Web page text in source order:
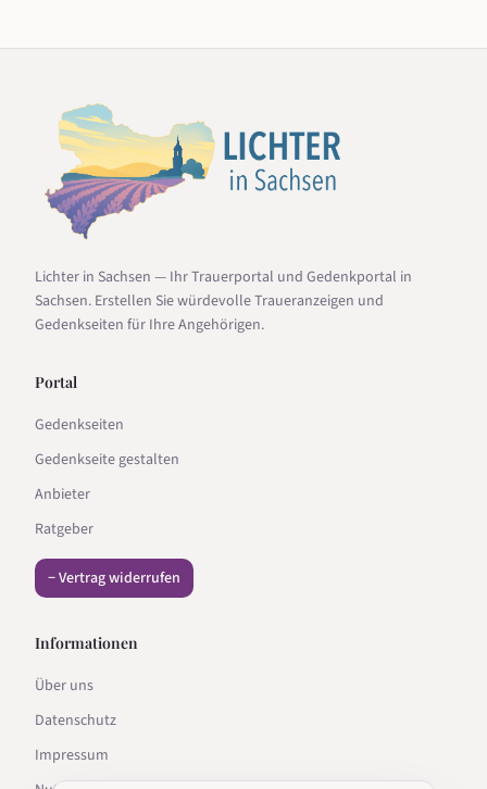
Lichter in Sachsen — Ihr Trauerportal und Gedenkportal in
Sachsen. Erstellen Sie würdevolle Traueranzeigen und
Gedenkseiten für Ihre Angehörigen.
Portal
Gedenkseiten
Gedenkseite gestalten
Anbieter
Ratgeber
− Vertrag widerrufen
Informationen
Über uns
Datenschutz
Impressum